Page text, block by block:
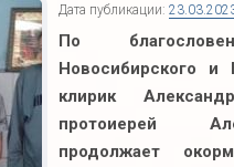
Дата публикации:
По
Новосибирского и
клирик
протоиерей
продолжает